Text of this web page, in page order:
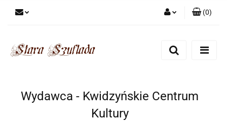
Zarejestruj się
(0)
Wydawca - Kwidzyńskie Centrum
Kultury